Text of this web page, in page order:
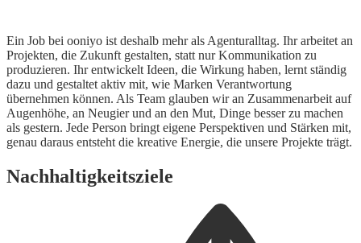
Ein Job bei ooniyo ist deshalb mehr als Agenturalltag. Ihr arbeitet an
Projekten, die Zukunft gestalten, statt nur Kommunikation zu
produzieren. Ihr entwickelt Ideen, die Wirkung haben, lernt ständig
dazu und gestaltet aktiv mit, wie Marken Verantwortung
übernehmen können. Als Team glauben wir an Zusammenarbeit auf
Augenhöhe, an Neugier und an den Mut, Dinge besser zu machen
als gestern. Jede Person bringt eigene Perspektiven und Stärken mit,
genau daraus entsteht die kreative Energie, die unsere Projekte trägt.
Nachhaltigkeitsziele